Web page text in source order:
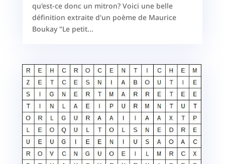
qu'est-ce donc un mitron? Voici une belle
définition extraite d'un poème de Maurice
Boukay "Le petit...